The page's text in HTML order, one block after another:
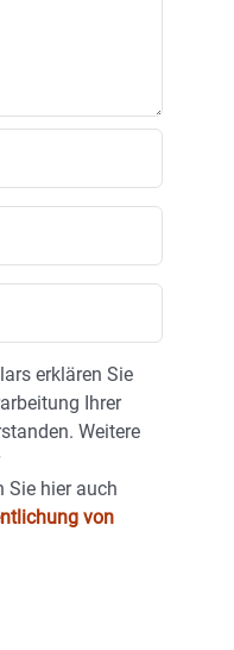
erklären Sie
Ihrer
Weitere
Sie hier auch
von